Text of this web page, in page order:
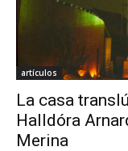
artículos
La casa
Halldóra
Merina